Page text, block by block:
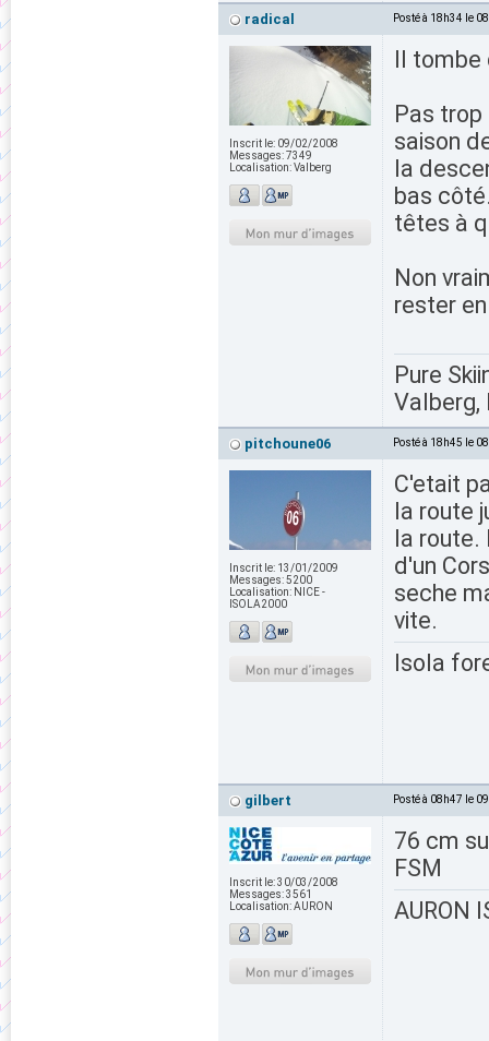
radical Posté à 18h34 le
Inscrit le: 09/02/2008
Messages:7349
Localisation:Valberg
Il tombe
Pas
saison
la
bas
têtes à
Non
rester
Pure
Valberg,
pitchoune06 Posté à 18h45 le
Inscrit le: 13/01/2009
Messages:5200
Localisation: NICE -
ISOLA2000
C'etait
la route
la route.
d'un
seche
vite.
Isola
gilbert Posté à 08h47 le
Inscrit le:30/03/2008
Messages:3561
Localisation:AURON
76 cm
FSM
AURON